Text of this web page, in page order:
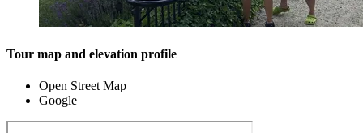
Tour map and elevation profile
Open Street Map
Google